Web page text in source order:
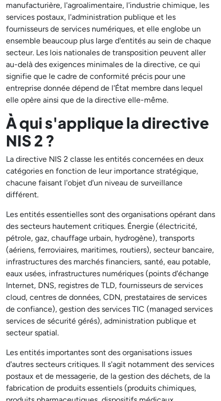
manufacturière, l'agroalimentaire, l'industrie chimique, les
services postaux, l'administration publique et les
fournisseurs de services numériques, et elle englobe un
ensemble beaucoup plus large d'entités au sein de chaque
secteur. Les lois nationales de transposition peuvent aller
au-delà des exigences minimales de la directive, ce qui
signifie que le cadre de conformité précis pour une
entreprise donnée dépend de l'État membre dans lequel
elle opère ainsi que de la directive elle-même.
À qui s'applique la directive
NIS 2 ?
La directive NIS 2 classe les entités concernées en deux
catégories en fonction de leur importance stratégique,
chacune faisant l'objet d'un niveau de surveillance
différent.
Les entités essentielles sont des organisations opérant dans
des secteurs hautement critiques. Énergie (électricité,
pétrole, gaz, chauffage urbain, hydrogène), transports
(aériens, ferroviaires, maritimes, routiers), secteur bancaire,
infrastructures des marchés financiers, santé, eau potable,
eaux usées, infrastructures numériques (points d'échange
Internet, DNS, registres de TLD, fournisseurs de services
cloud, centres de données, CDN, prestataires de services
de confiance), gestion des services TIC (managed services
services de sécurité gérés), administration publique et
secteur spatial.
Les entités importantes sont des organisations issues
d'autres secteurs critiques. Il s'agit notamment des services
postaux et de messagerie, de la gestion des déchets, de la
fabrication de produits essentiels (produits chimiques,